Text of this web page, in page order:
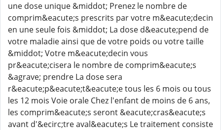
une dose unique &middot; Prenez le nombre de
comprim&eacute;s prescrits par votre m&eacute;decin
en une seule fois &middot; La dose d&eacute;pend de
votre maladie ainsi que de votre poids ou votre taille
&middot; Votre m&eacute;decin vous
pr&eacute;cisera le nombre de comprim&eacute;s
&agrave; prendre La dose sera
r&eacute;p&eacute;t&eacute;e tous les 6 mois ou tous
les 12 mois Voie orale Chez l'enfant de moins de 6 ans,
les comprim&eacute;s seront &eacute;cras&eacute;s
avant d'&ecirc;tre aval&eacute;s Le traitement consiste